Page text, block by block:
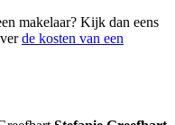
makelaar? Kijk dan eens
de kosten van een